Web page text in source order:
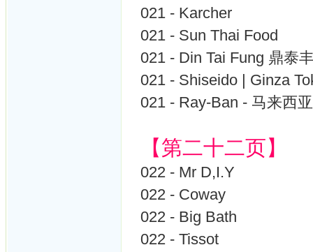
021 - Karcher
021 - Sun Thai Food
021 - Din Tai Fung 鼎泰
021 - Shiseido | Ginza
021 - Ray-Ban - 马来西亚
【第二十二页】
022 - Mr D,I.Y
022 - Coway
022 - Big Bath
022 - Tissot